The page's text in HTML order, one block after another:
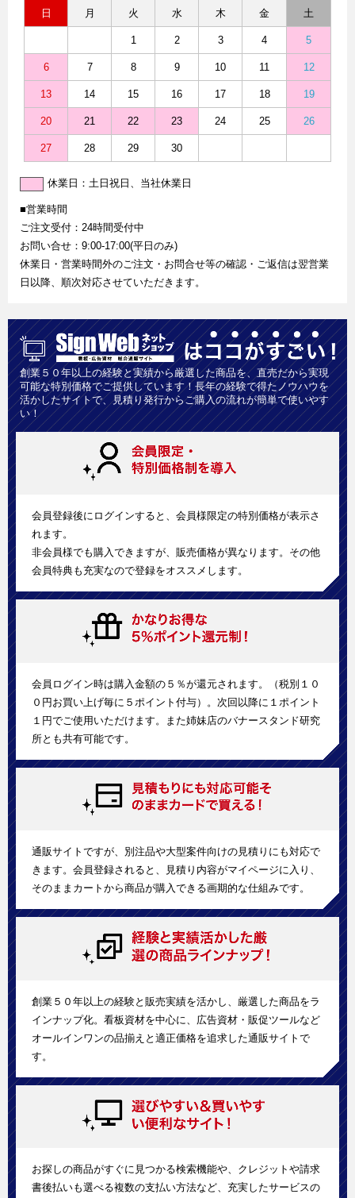
日 月 火 水 木 金 土
1 2 3 4 5
6 7 8 9 10 11 12
13 14 15 16 17 18 19
20 21 22 23 24 25 26
27 28 29 30
休業日：土日祝日、当社休業日
■営業時間
ご注文受付：24時間受付中
お問い合せ：9:00-17:00(平日のみ)
休業日・営業時間外のご注文・お問合せ等の確認・ご返信は翌営業
日以降、順次対応させていただきます。
創業５０年以上の経験と実績から厳選した商品を、直売だから実現
可能な特別価格でご提供しています！長年の経験で得たノウハウを
活かしたサイトで、見積り発行からご購入の流れが簡単で使いやす
い！
会員登録後にログインすると、会員様限定の特別価格が表示さ
れます。
非会員様でも購入できますが、販売価格が異なります。その他
会員特典も充実なので登録をオススメします。
会員ログイン時は購入金額の５％が還元されます。（税別１０
０円お買い上げ毎に５ポイント付与）。次回以降に１ポイント
１円でご使用いただけます。また姉妹店のバナースタンド研究
所とも共有可能です。
通販サイトですが、別注品や大型案件向けの見積りにも対応で
きます。会員登録されると、見積り内容がマイページに入り、
そのままカートから商品が購入できる画期的な仕組みです。
創業５０年以上の経験と販売実績を活かし、厳選した商品をラ
インナップ化。看板資材を中心に、広告資材・販促ツールなど
オールインワンの品揃えと適正価格を追求した通販サイトで
す。
お探しの商品がすぐに見つかる検索機能や、クレジットや請求
書後払いも選べる複数の支払い方法など、充実したサービスの